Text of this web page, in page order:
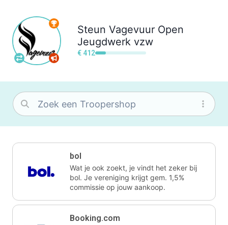
Steun Vagevuur Open
Jeugdwerk vzw
€ 412
bol
Wat je ook zoekt, je vindt het zeker bij
bol. Je vereniging krijgt gem. 1,5%
commissie op jouw aankoop.
Booking.com